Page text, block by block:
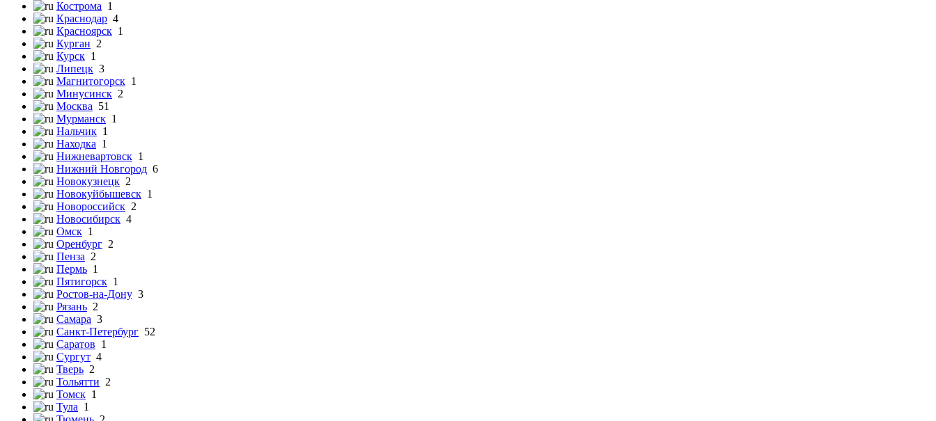
Кострома 1
Краснодар 4
Красноярск 1
Курган 2
Курск 1
Липецк 3
Магнитогорск 1
Минусинск 2
Москва 51
Мурманск 1
Нальчик 1
Находка 1
Нижневартовск 1
Нижний Новгород 6
Новокузнецк 2
Новокуйбышевск 1
Новороссийск 2
Новосибирск 4
Омск 1
Оренбург 2
Пенза 2
Пермь 1
Пятигорск 1
Ростов-на-Дону 3
Рязань 2
Самара 3
Санкт-Петербург 52
Саратов 1
Сургут 4
Тверь 2
Тольятти 2
Томск 1
Тула 1